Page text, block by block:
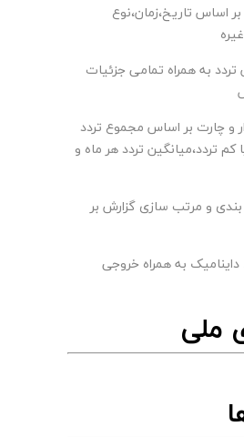
اساس تاریخ،زمان،نوع
تردد به همراه تمامی جزئیات
و چارت بر اساس مجموع تردد
کم تردد،میانگین تردد هر ماه و
و مرتب سازی گزارش بر
به همراه خروجی
ملی